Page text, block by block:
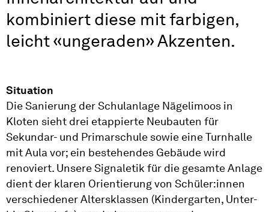
kombiniert diese mit farbigen,
leicht «ungeraden» Akzenten.
Situation
Die Sanierung der Schulanlage Nägelimoos in
Kloten sieht drei etappierte Neubauten für
Sekundar- und Primarschule sowie eine Turnhalle
mit Aula vor; ein bestehendes Gebäude wird
renoviert. Unsere Signaletik für die gesamte Anlage
dient der klaren Orientierung von Schüler:innen
verschiedener Altersklassen (Kindergarten, Unter-